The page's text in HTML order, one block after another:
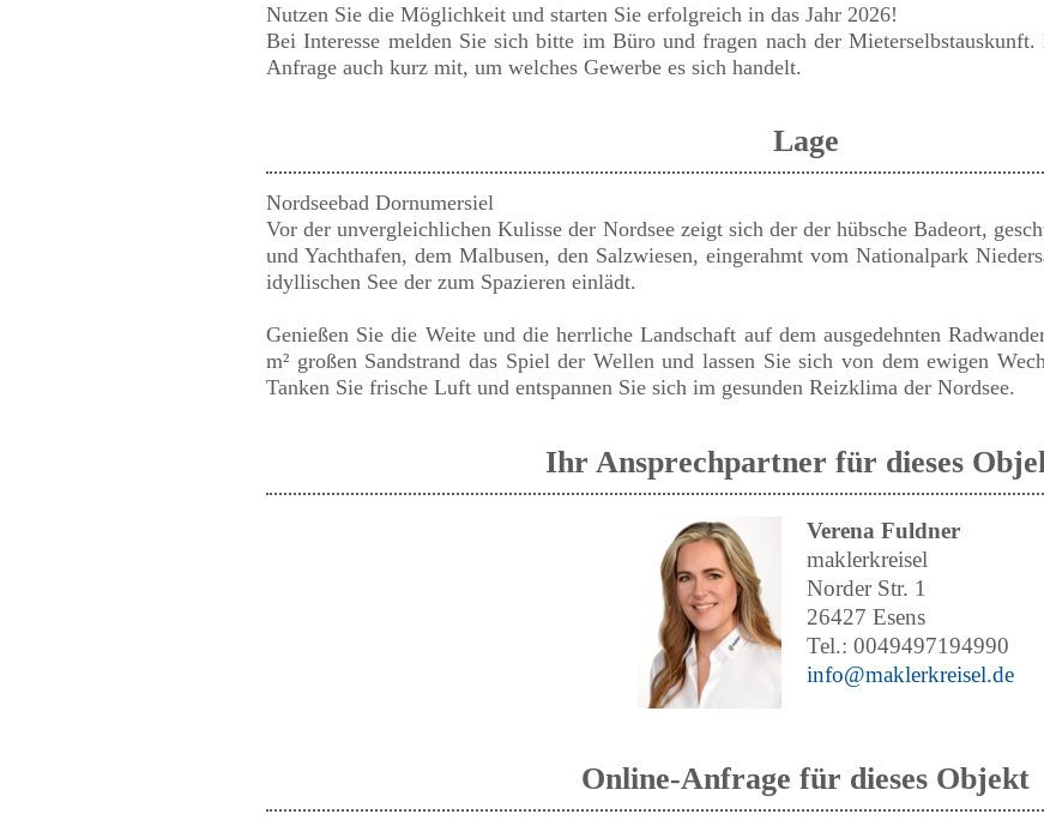
Nutzen Sie die Möglichkeit und starten Sie erfolgreich in das Jahr 2026!
Bei Interesse melden Sie sich bitte im Büro und fragen nach der
Anfrage auch kurz mit, um welches Gewerbe es sich handelt.
Lage
Nordseebad Dornumersiel
Vor der unvergleichlichen Kulisse der Nordsee zeigt sich der der hübsche Badeort,
und Yachthafen, dem Malbusen, den Salzwiesen, eingerahmt vom Nationalpark
idyllischen See der zum Spazieren einlädt.
Genießen Sie die Weite und die herrliche Landschaft auf dem ausgedehnten
m² großen Sandstrand das Spiel der Wellen und lassen Sie sich von dem ewigen
Tanken Sie frische Luft und entspannen Sie sich im gesunden Reizklima der Nordsee.
Ihr Ansprechpartner für dieses
Verena Fuldner
maklerkreisel
Norder Str. 1
26427 Esens
Tel.: 0049497194990
info@maklerkreisel.de
Online-Anfrage für dieses Objekt